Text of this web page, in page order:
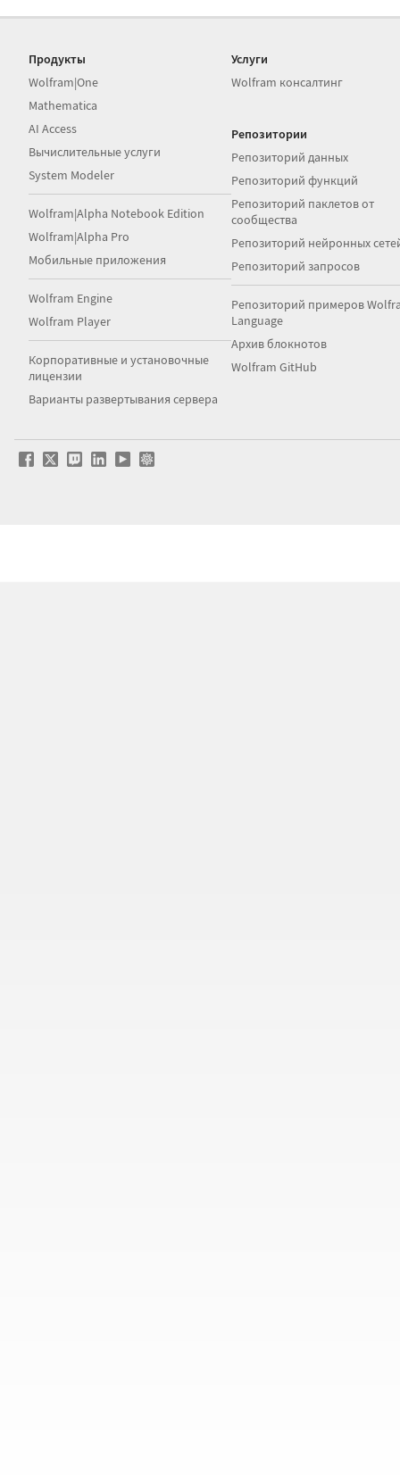
Продукты
Wolfram|One
Mathematica
AI Access
Вычислительные услуги
System Modeler
Wolfram|Alpha Notebook Edition
Wolfram|Alpha Pro
Мобильные приложения
Wolfram Engine
Wolfram Player
Корпоративные и установочные
лицензии
Варианты развертывания сервера
Услуги
Wolfram консалтинг
Репозитории
Репозиторий данных
Репозиторий функций
Репозиторий паклетов от
сообщества
Репозиторий нейронных
Репозиторий запросов
Репозиторий примеров
Language
Архив блокнотов
Wolfram GitHub